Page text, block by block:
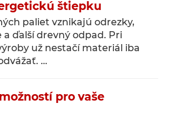
štiepku
paliet vznikajú odrezky,
a ďalší drevný odpad. Pri
už nestačí materiál iba
…
pro vaše